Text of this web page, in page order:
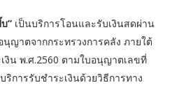
” เป็นบริการโอนและรับเงินสดผ่าน
นุญาตจากกระทรวงการคลัง ภายใต้
น พ.ศ.2560 ตามใบอนุญาตเลขที่
ริการรับชำระเงินด้วยวิธีการทาง